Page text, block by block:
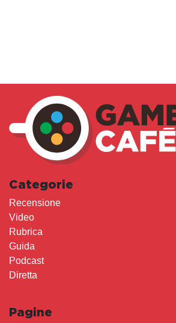
Categorie
Recensione
Video
Rubrica
Guida
Podcast
Diretta
Pagine